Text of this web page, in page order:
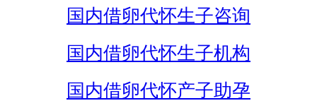
国内借卵代怀生子咨询
国内借卵代怀生子机构
国内借卵代怀产子助孕